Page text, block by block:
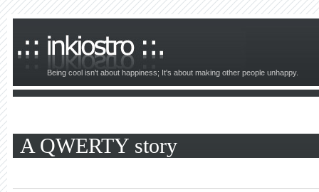
Being cool isn't about happiness; It's about making other people unhappy.
A QWERTY story